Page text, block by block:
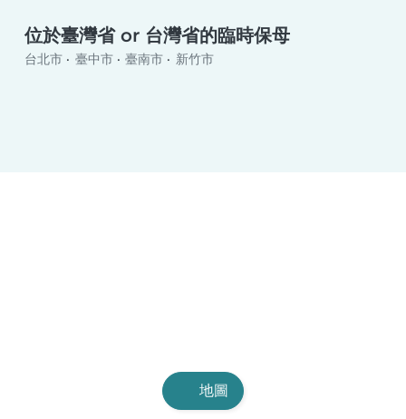
位於臺灣省 or 台灣省的臨時保母
台北市 臺中市 臺南市 新竹市
地圖